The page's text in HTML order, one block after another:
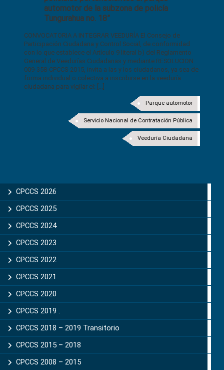
automotor de la subzona de policía
Tungurahua no. 18”
CONVOCATORIA A INTEGRAR VEEDURÍA El Consejo de
Participación Ciudadana y Control Social, de conformidad
con lo que establece el Artículo 9 literal b) del Reglamento
General de Veedurías Ciudadanas y mediante RESOLUCION
009-358-CPCCS-2015, invita a las y los ciudadanos, ya sea de
forma individual o colectiva a inscribirse en la veeduría
ciudadana para vigilar el: [...]
Parque automotor
Servicio Nacional de Contratación Pública
Veeduría Ciudadana
CPCCS 2026
CPCCS 2025
CPCCS 2024
CPCCS 2023
CPCCS 2022
CPCCS 2021
CPCCS 2020
CPCCS 2019 .
CPCCS 2018 – 2019 Transitorio
CPCCS 2015 – 2018
CPCCS 2008 – 2015